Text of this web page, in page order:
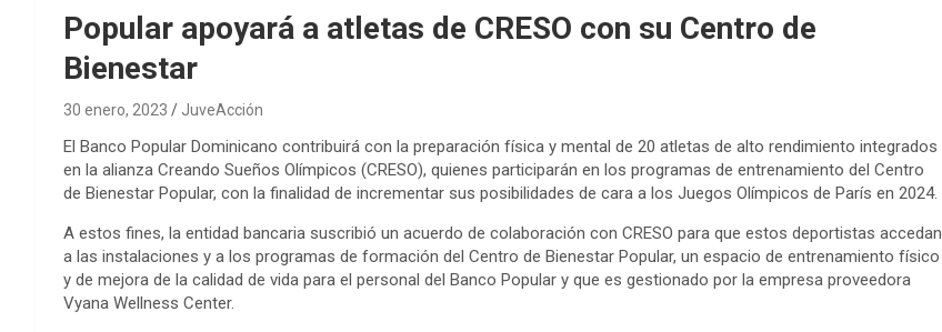
Popular apoyará a atletas de CRESO con su Centro de
Bienestar
30 enero, 2023 JuveAcción
El Banco Popular Dominicano contribuirá con la preparación física y mental de 20 atletas de alto rendimiento integrados
en la alianza Creando Sueños Olímpicos (CRESO), quienes participarán en los programas de entrenamiento del Centro
de Bienestar Popular, con la finalidad de incrementar sus posibilidades de cara a los Juegos Olímpicos de París en 2024.
A estos fines, la entidad bancaria suscribió un acuerdo de colaboración con CRESO para que estos deportistas accedan
a las instalaciones y a los programas de formación del Centro de Bienestar Popular, un espacio de entrenamiento físico
y de mejora de la calidad de vida para el personal del Banco Popular y que es gestionado por la empresa proveedora
Vyana Wellness Center.